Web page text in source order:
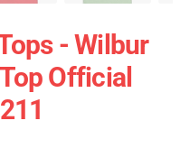
- Wilbur
Official